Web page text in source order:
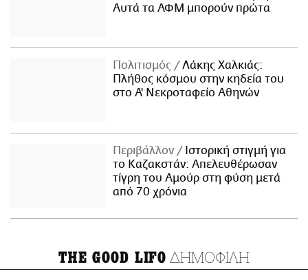
Αυτά τα ΑΦΜ μπορούν πρώτα
Πολιτισμός
Λάκης Χαλκιάς:
Πλήθος κόσμου στην κηδεία του
στο Α' Νεκροταφείο Αθηνών
Περιβάλλον
Ιστορική στιγμή για
το Καζακστάν: Απελευθέρωσαν
τίγρη του Αμούρ στη φύση μετά
από 70 χρόνια
THE GOOD LIFO ΔΗΜΟΦΙΛΗ